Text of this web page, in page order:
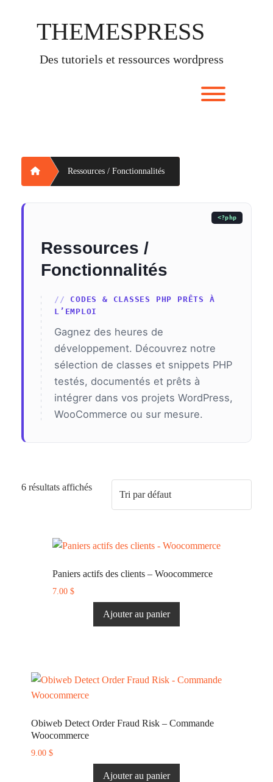
THEMESPRESS
des tutoriels et ressources wordpress
Home Ressources / Fonctionnalités
Ressources /
Fonctionnalités
CODES & CLASSES PHP PRÊTS À
L’EMPLOI
Gagnez des heures de
développement. Découvrez notre
sélection de classes et snippets PHP
testés, documentés et prêts à
intégrer dans vos projets WordPress,
WooCommerce ou sur mesure.
6 résultats affichés
Paniers actifs des clients – Woocommerce
7.00 $
Ajouter au panier
Obiweb Detect Order Fraud Risk – Commande
Woocommerce
9.00 $
Ajouter au panier